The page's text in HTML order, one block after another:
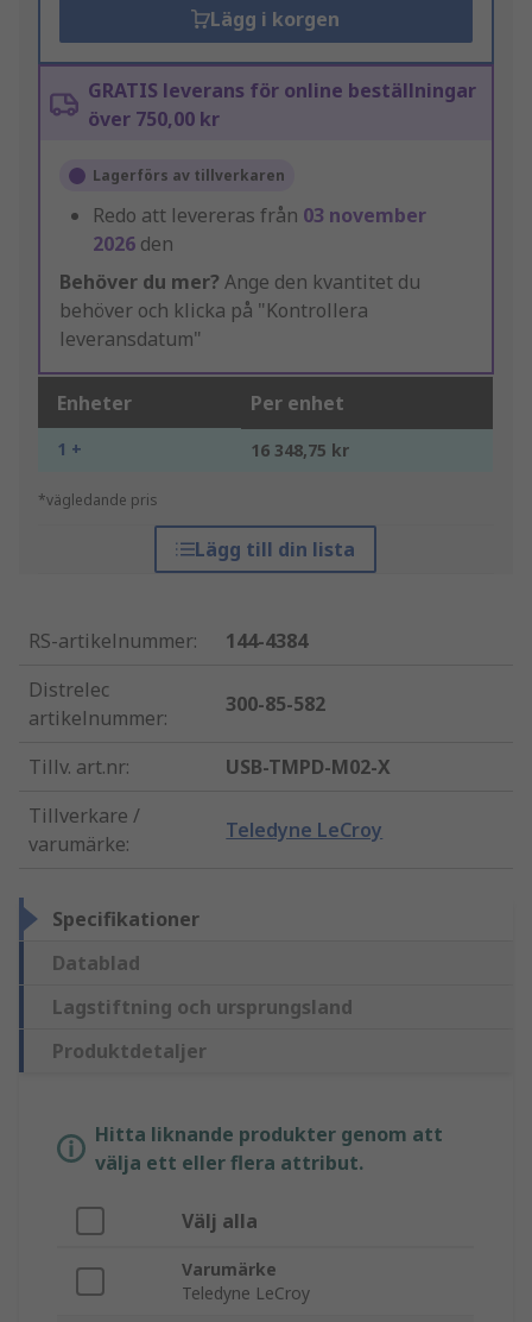
Lägg i korgen
GRATIS leverans för online beställningar
över 750,00 kr
Lagerförs av tillverkaren
Redo att levereras från 03 november
2026 den
Behöver du mer? Ange den kvantitet du
behöver och klicka på "Kontrollera
leveransdatum"
Enheter Per enhet
1 + 16 348,75 kr
*vägledande pris
Lägg till din lista
RS-artikelnummer:
144-4384
Distrelec
artikelnummer:
300-85-582
Tillv. art.nr:
USB-TMPD-M02-X
Tillverkare /
varumärke:
Teledyne LeCroy
Specifikationer
Datablad
Lagstiftning och ursprungsland
Produktdetaljer
Hitta liknande produkter genom att
välja ett eller flera attribut.
Välj alla
Varumärke
Teledyne LeCroy